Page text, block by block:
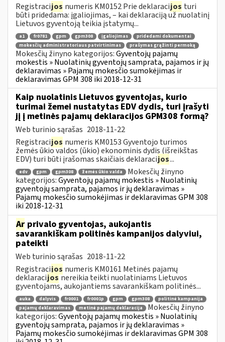
Registracijos numeris KM0152 Prie deklaracijos turi
būti pridedama: įgaliojimas, – kai deklaraciją už nuolatinį
Lietuvos gyventoją teikia įstatymų...
a1 fr0781 gpm gpm308 įgaliojimas
pridedami dokumentai
mokesčių administratoriaus patvirtinimas
prašymas grąžinti permoką
Mokesčių žinyno kategorijos:Gyventojų pajamų
mokestis » Nuolatinių gyventojų samprata, pajamos ir jų
deklaravimas » Pajamų mokesčio sumokėjimas ir
deklaravimas GPM 308 iki 2018-12-31
Kaip nuolatinis Lietuvos gyventojas, kurio
turimai žemei nustatytas EDV dydis, turi įrašyti
jį į metinės pajamų deklaracijos GPM308 formą?
Web turinio sąrašas 2018-11-22
Registracijos numeris KM0153 Gyventojo turimos
žemės ūkio valdos (ūkio) ekonominis dydis (išreikštas
EDV) turi būti įrašomas skaičiais deklaracijos...
edv gpm gpm308 žemės ūkio valda
Mokesčių žinyno
kategorijos:Gyventojų pajamų mokestis » Nuolatinių
gyventojų samprata, pajamos ir jų deklaravimas »
Pajamų mokesčio sumokėjimas ir deklaravimas GPM 308
iki 2018-12-31
Ar privalo gyventojas, aukojantis
savarankiškam politinės kampanijos dalyviui,
pateikti
Web turinio sąrašas 2018-11-22
Registracijos numeris KM0161 Metinės pajamų
deklaracijosnereikia teikti nuolatiniams Lietuvos
gyventojams, aukojantiems savarankiškam politinės...
auka dalyvis fr0001 fr0001p gpm gpm308
politinė kampanija
pajamų deklaravimas
metinė pajamų deklaracija
Mokesčių žinyno
kategorijos:Gyventojų pajamų mokestis » Nuolatinių
gyventojų samprata, pajamos ir jų deklaravimas »
Pajamų mokesčio sumokėjimas ir deklaravimas GPM 308